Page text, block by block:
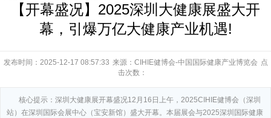
【开幕盛况】2025深圳大健康展盛大开
幕，引爆万亿大健康产业机遇!
发布时间：2025-12-17 08:57:33 来源：CIHIE健博会-中国国际健康产业博览会 点
击次数：
核心提示：深圳大健康展开幕盛况12月16日上午，2025CIHIE健博会（深圳
站）在深圳国际会展中心（宝安新馆）盛大开幕。本届展会与2025深圳国际健康